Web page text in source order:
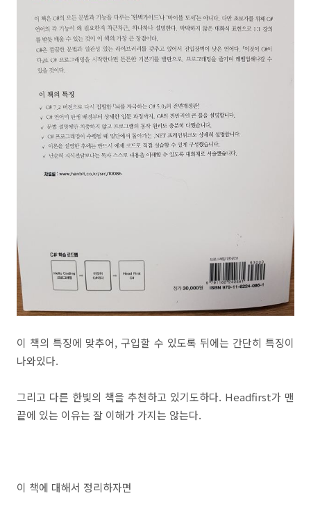
이 책의 특징에 맞추어, 구입할 수 있도록 뒤에는 간단히 특징이
나와있다.
그리고 다른 한빛의 책을 추천하고 있기도하다. Headfirst가 맨
끝에 있는 이유는 잘 이해가 가지는 않는다.
이 책에 대해서 정리하자면